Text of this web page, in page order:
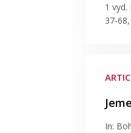
1 vyd.
37-
In: